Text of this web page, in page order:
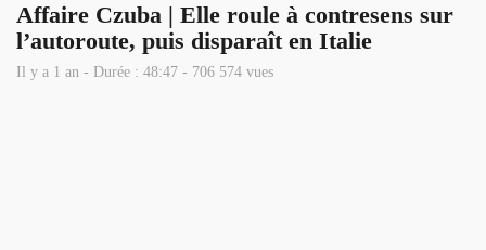
Affaire Czuba | Elle roule à contresens sur
l’autoroute, puis disparaît en Italie
Il y a 1 an - Durée : 48:47 - 706 574 vues